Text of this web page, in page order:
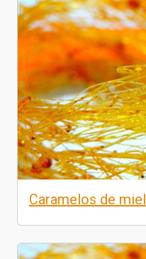
Caramelos de miel